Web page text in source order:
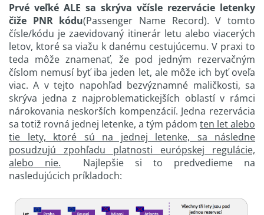
Prvé veľké ALE sa skrýva včísle rezervácie letenky
čiže PNR kódu(Passenger Name Record). V tomto
čísle/kódu je zaevidovaný itinerár letu alebo viacerých
letov, ktoré sa viažu k danému cestujúcemu. V praxi to
teda môže znamenať, že pod jedným rezervačným
číslom nemusí byť iba jeden let, ale môže ich byť oveľa
viac. A v tejto napohľad bezvýznamné maličkosti, sa
skrýva jedna z najproblematickejších oblastí v rámci
nárokovania neskorších kompenzácií. Jedna rezervácia
sa totiž rovná jednej letenke, a tým pádom ten let alebo
tie lety, ktoré sú na jednej letenke, sa následne
posudzujú zpohľadu platnosti európskej regulácie,
alebo nie. Najlepšie si to predvedieme na
nasledujúcich príkladoch: